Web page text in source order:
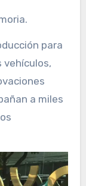
para
vehículos,
a miles